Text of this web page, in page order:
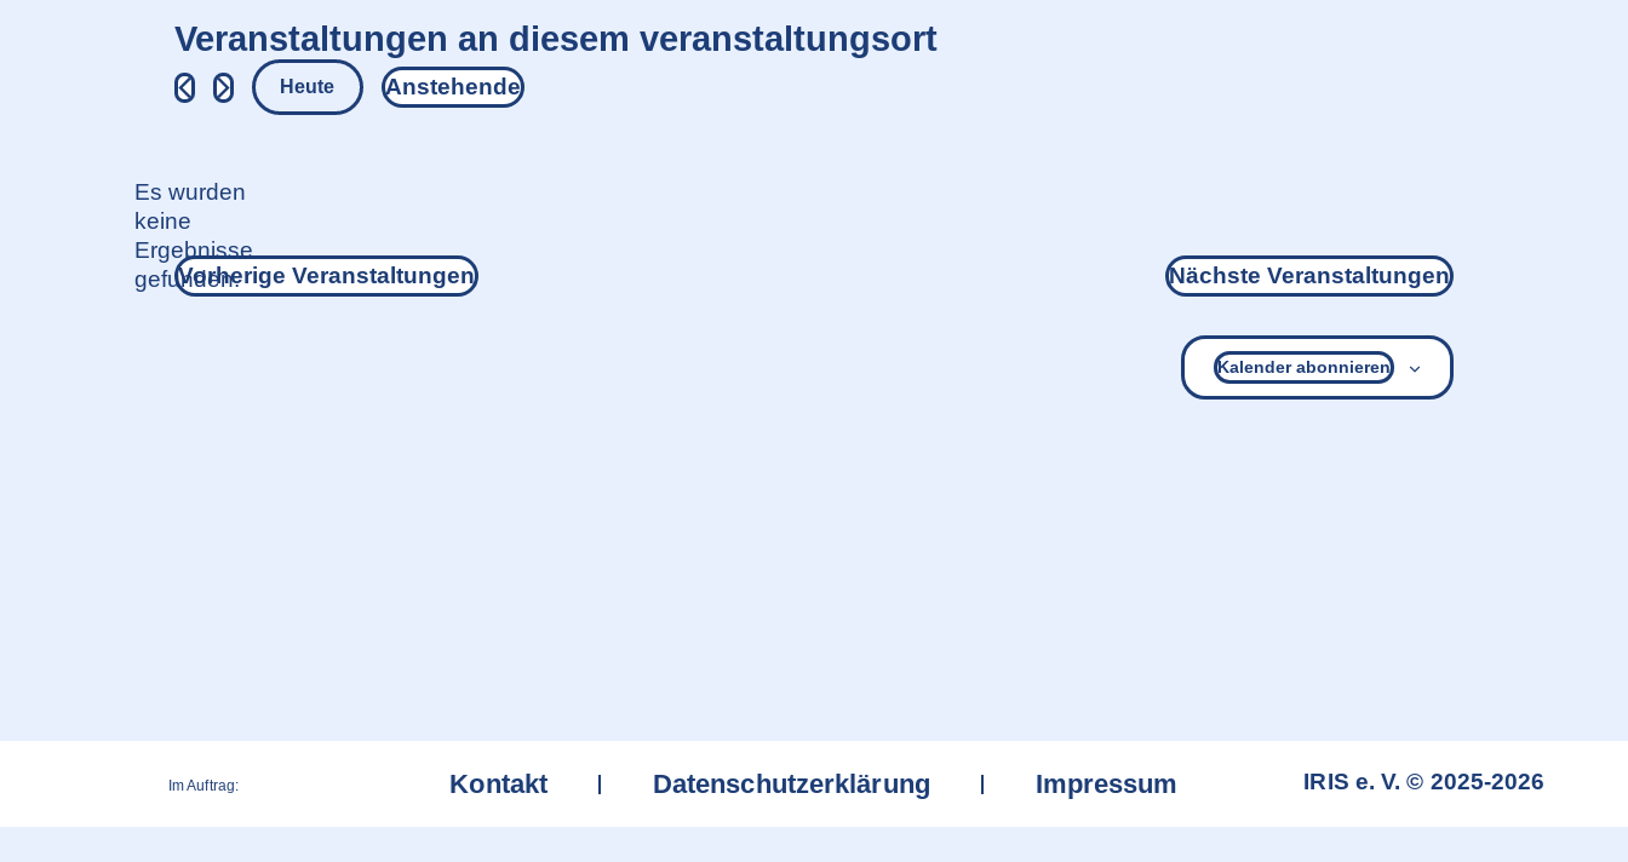
Veranstaltungen an diesem veranstaltungsort
Hinweis
Es wurden
keine
Ergebnisse
gefunden.
Heute
Anstehende
Vorherige Veranstaltungen Nächste Veranstaltungen
Kalender abonnieren
Im Auftrag: Kontakt Datenschutzerklärung Impressum IRIS e. V. © 2025-2026